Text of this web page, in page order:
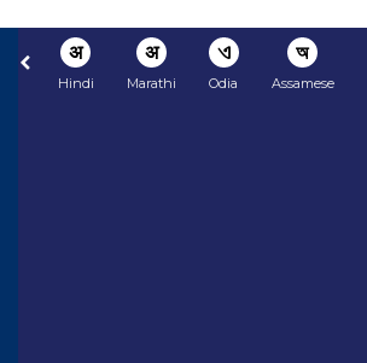
अ
Hindi
अ
Marathi
ଏ
Odia
অ
Assamese